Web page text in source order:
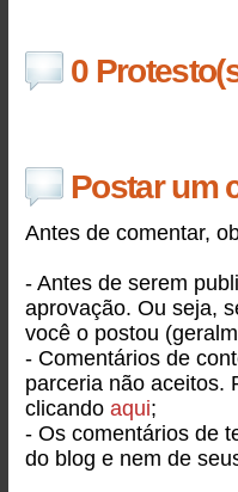
0
Postar um
Antes de comentar,
- Antes de serem
aprovação. Ou seja,
você o postou
- Comentários de
parceria não aceitos.
clicando aqui;
- Os comentários de
do blog e nem de